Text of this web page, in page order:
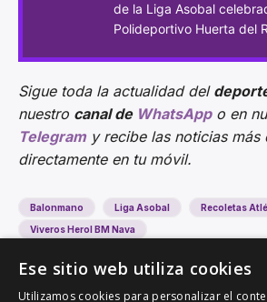
de la Liga Asobal
Polideportivo Huerta del
Sigue toda la actualidad del
nuestro canal de WhatsAppo en
Telegram y recibe las noticias más
directamente en tu móvil.
Balonmano Liga Asobal
Recoletas
Viveros Herol BM Nava
Ese sitio web utiliza cookies
Utilizamos cookies para personalizar el